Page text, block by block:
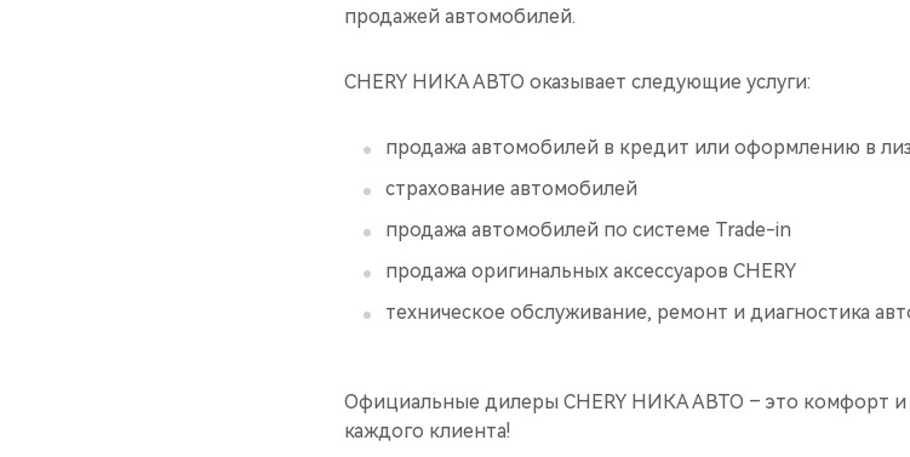
продажей автомобилей.
CHERY НИКА АВТО оказывает следующие услуги:
продажа автомобилей в кредит или оформлению в
страхование автомобилей
продажа автомобилей по системе Trade-in
продажа оригинальных аксессуаров CHERY
техническое обслуживание, ремонт и диагностика
Официальные дилеры CHERY НИКА АВТО – это комфорт и
каждого клиента!